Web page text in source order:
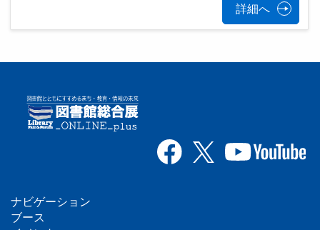
詳細へ
フ
ナビゲーション
ブース